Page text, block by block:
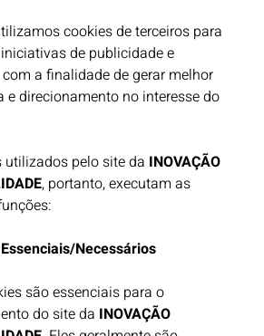
cookies de terceiros para
de publicidade e
a finalidade de gerar melhor
e direcionamento no interesse do
utilizados pelo site da INOVAÇÃO
, portanto, executam as
Necessários
são essenciais para o
do site da INOVAÇÃO